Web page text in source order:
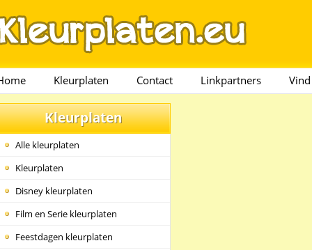
Kleurplaten Contact Linkpartners
Kleurplaten
Alle kleurplaten
Kleurplaten
Disney kleurplaten
Film en Serie kleurplaten
Feestdagen kleurplaten